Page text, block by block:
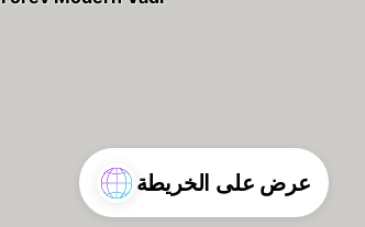
عرض على الخريطة